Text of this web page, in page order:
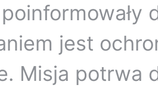
jest
Misja potrwa